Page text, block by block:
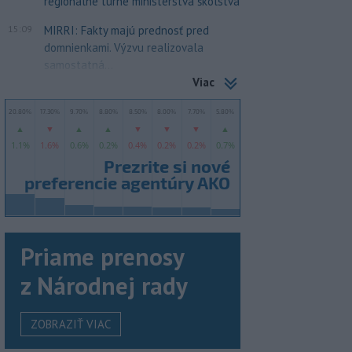
15:09
MIRRI: Fakty majú prednosť pred
domnienkami. Výzvu realizovala
samostatná...
Viac
Priame prenosy
z Národnej rady
ZOBRAZIŤ VIAC